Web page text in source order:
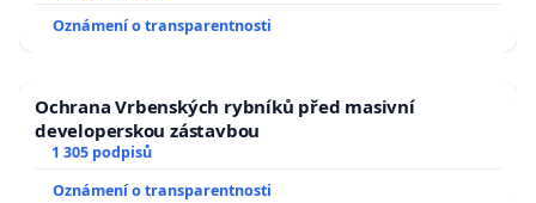
Oznámení o transparentnosti
Ochrana Vrbenských rybníků před masivní
developerskou zástavbou
1 305 podpisů
Oznámení o transparentnosti